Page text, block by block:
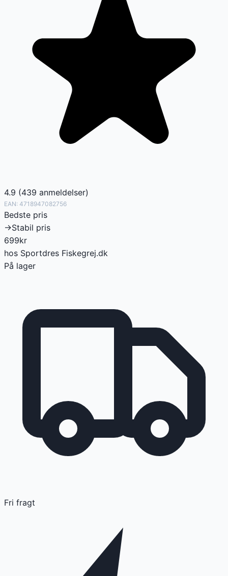
4.9 (439 anmeldelser)
EAN: 4718947082756
Bedste pris
→Stabil pris
699kr
hos Sportdres Fiskegrej.dk
På lager
Fri fragt